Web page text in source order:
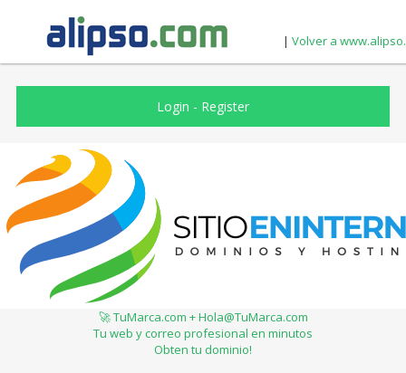
| Volver a
Login - Register
🚀 TuMarca.com + Hola@TuMarca.com
Tu web y correo profesional en minutos
Obten tu dominio!